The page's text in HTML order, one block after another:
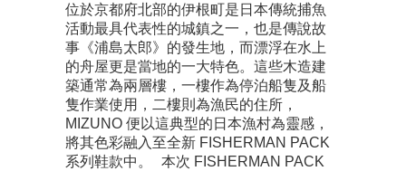
位於京都府北部的伊根町是日本傳統捕魚
活動最具代表性的城鎮之一，也是傳說故
事《浦島太郎》的發生地，而漂浮在水上
的舟屋更是當地的一大特色。這些木造建
築通常為兩層樓，一樓作為停泊船隻及船
隻作業使用，二樓則為漁民的住所，
MIZUNO 便以這典型的日本漁村為靈感，
將其色彩融入至全新 FISHERMAN PACK
系列鞋款中。 本次 FISHERMAN PACK